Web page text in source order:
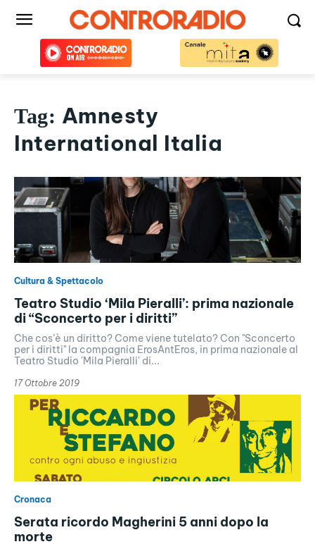
Tag: Amnesty
International Italia
Cultura & Spettacolo
Teatro Studio ‘Mila Pieralli’: prima nazionale
di “Sconcerto per i diritti”
Che cos’è un diritto? Come viene tutelato? Con "Sconcerto
per i diritti" la compagnia ErosAntEros, in prima nazionale al
Teatro Studio 'Mila Pieralli' di...
17 Ottobre 2019
Cronaca
Serata ricordo Magherini 5 anni dopo la
morte